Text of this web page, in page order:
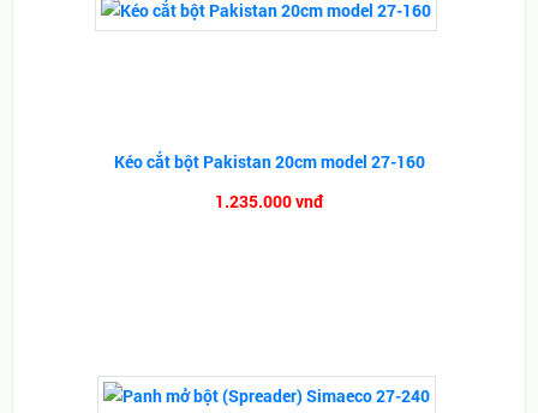
Kéo cắt bột Pakistan 20cm model 27-160
1.235.000 vnđ